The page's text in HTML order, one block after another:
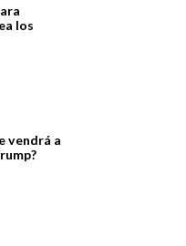
los
vendrá a